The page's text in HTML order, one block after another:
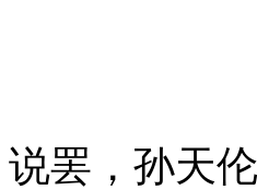
说罢，孙天